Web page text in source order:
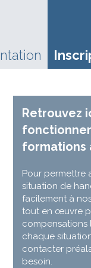
Retrouvez
formations
Pour permettre
situation de
facilement à
tout en œuvre
compensations
chaque
contacter
besoin.